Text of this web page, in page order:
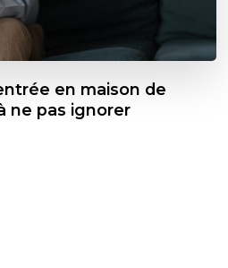
en maison de
ne pas ignorer